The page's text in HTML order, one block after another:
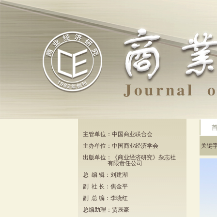
主管单位：中国商业联合会
主办单位：中国商业经济学会
出版单位：《商业经济研究》杂志社
有限责任公司
总 编 辑：刘建湖
副 社 长：焦金平
副 总 编：李晓红
总编助理：贾辰豪
关键